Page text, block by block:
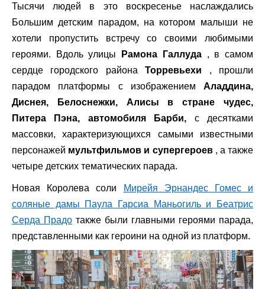
Тысячи людей в это воскресенье наслаждались
Большим детским парадом, на котором малыши не
хотели пропустить встречу со своими любимыми
героями. Вдоль улицы
Рамона Галлуда, в самом
сердце городского районаТорревьехи , прошли
парадом платформы с изображением Аладдина,
Диснея, Белоснежки, Алисы в стране чудес,
Питера Пэна, автомобиля Барби, с десятками
массовки, характеризующихся самыми известными
персонажей мультфильмов и супергероев, а также
четыре детских тематических парада.
Новая Королева соли
Мирейя Эрнандес Гомес и
соляные дамы Паула Гарсиа Маньогиль и Беатрис
Серда Прадо также были главными героями парада,
представленными как героини на одной из платформ.